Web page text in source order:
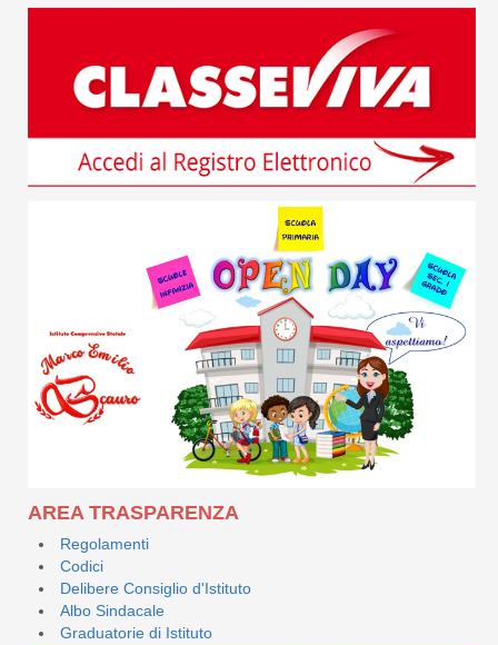
AREA TRASPARENZA
Regolamenti
Codici
Delibere Consiglio d'Istituto
Albo Sindacale
Graduatorie di Istituto